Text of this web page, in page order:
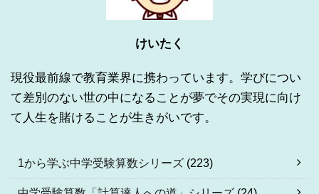
けいたく
現役最前線で教育業界に携わっています。学びについ
て差別のない世の中になることが夢でその実現に向け
て人生を賭けることが生きがいです。
1から学ぶ中学受験算数シリーズ (223)